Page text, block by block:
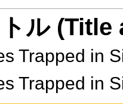
ル
Trapped in
Trapped in